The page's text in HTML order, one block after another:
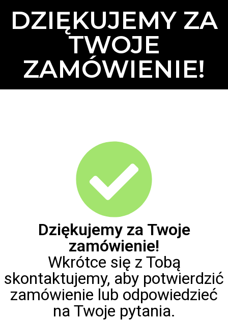
DZIĘKUJEMY ZA
TWOJE
ZAMÓWIENIE!
Dziękujemy za Twoje
zamówienie!
Wkrótce się z Tobą
skontaktujemy, aby potwierdzić
zamówienie lub odpowiedzieć
na Twoje pytania.